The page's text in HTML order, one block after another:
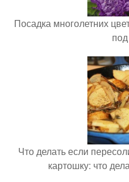
Посадка многолетних
Что делать если
картошку: что